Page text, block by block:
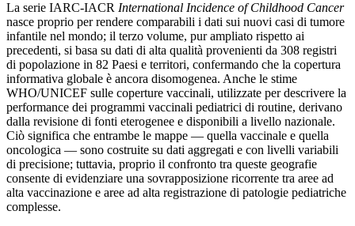
La serie IARC-IACR International Incidence of Childhood Cancer
nasce proprio per rendere comparabili i dati sui nuovi casi di tumore
infantile nel mondo; il terzo volume, pur ampliato rispetto ai
precedenti, si basa su dati di alta qualità provenienti da 308 registri
di popolazione in 82 Paesi e territori, confermando che la copertura
informativa globale è ancora disomogenea. Anche le stime
WHO/UNICEF sulle coperture vaccinali, utilizzate per descrivere la
performance dei programmi vaccinali pediatrici di routine, derivano
dalla revisione di fonti eterogenee e disponibili a livello nazionale.
Ciò significa che entrambe le mappe — quella vaccinale e quella
oncologica — sono costruite su dati aggregati e con livelli variabili
di precisione; tuttavia, proprio il confronto tra queste geografie
consente di evidenziare una sovrapposizione ricorrente tra aree ad
alta vaccinazione e aree ad alta registrazione di patologie pediatriche
complesse.